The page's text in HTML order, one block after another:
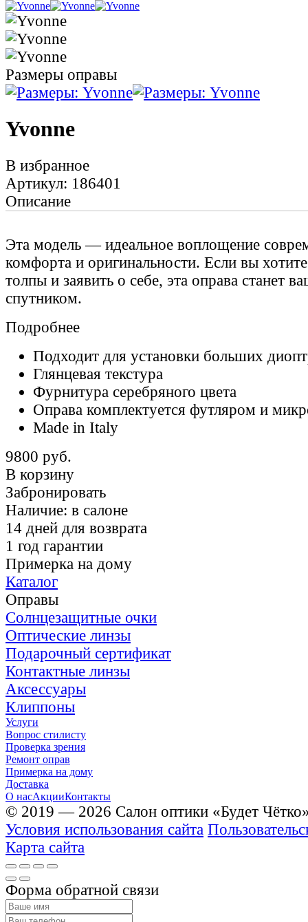
Размеры оправы
Yvonne
В избранное
Артикул: 186401
Описание
Эта модель — идеальное воплощение
комфорта и оригинальности. Если вы
толпы и заявить о себе, эта оправа станет
спутником.
Подробнее
Подходит для установки больших
Глянцевая текстура
Фурнитура серебряного цвета
Оправа комплектуется футляром и
Made in Italy
9800 руб.
В корзину
Забронировать
Наличие: в салоне
14 дней для возврата
1 год гарантии
Примерка на дому
Каталог
Оправы
Солнцезащитные очки
Оптические линзы
Подарочный сертификат
Контактные линзы
Аксессуары
Клиппоны
Услуги
Вопрос стилисту
Проверка зрения
Ремонт оправ
Примерка на дому
Доставка
О насАкцииКонтакты
© 2019 — 2026 Салон оптики «Будет
Условия использования сайта
Карта сайта
Форма обратной связи